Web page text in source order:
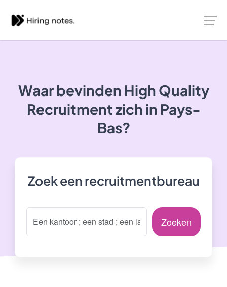
Waar bevinden High Quality
Recruitment zich in Pays-
Bas?
Zoek een recruitmentbureau
Zoeken